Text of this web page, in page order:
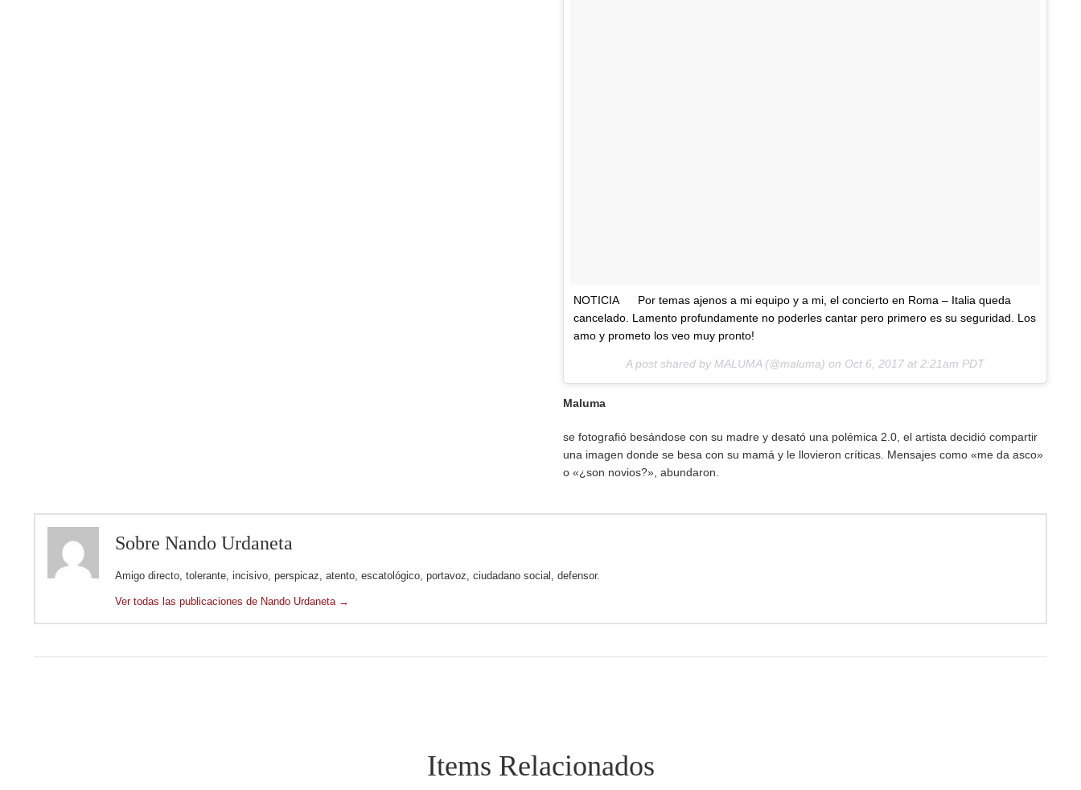
NOTICIA
Por temas ajenos a mi equipo y a mi, el concierto en Roma – Italia queda
cancelado. Lamento profundamente no poderles cantar pero primero es su seguridad. Los
amo y prometo los veo muy pronto!
A post shared by MALUMA (@maluma) on Oct 6, 2017 at 2:21am PDT
Maluma
se fotografió besándose con su madre y desató una polémica 2.0, el artista decidió compartir
una imagen donde se besa con su mamá y le llovieron críticas. Mensajes como «me da asco»
o «¿son novios?», abundaron.
Sobre Nando Urdaneta
Amigo directo, tolerante, incisivo, perspicaz, atento, escatológico, portavoz, ciudadano social, defensor.
Ver todas las publicaciones de Nando Urdaneta →
Items Relacionados